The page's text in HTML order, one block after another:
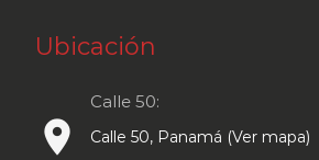
Ubicación
place
Calle 50:
Calle 50, Panamá (Ver mapa)